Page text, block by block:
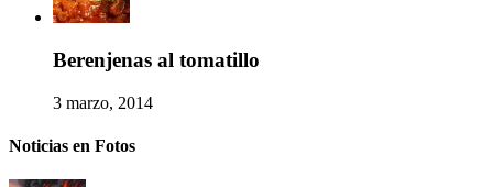
Berenjenas al tomatillo
3 marzo, 2014
Noticias en Fotos